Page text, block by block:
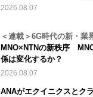
2026.08.07
＜連載＞6G時代の新・業
MNO×NTNの新秩序
係は変化するか？
2026.08.07
ANAがエクイニクスとク